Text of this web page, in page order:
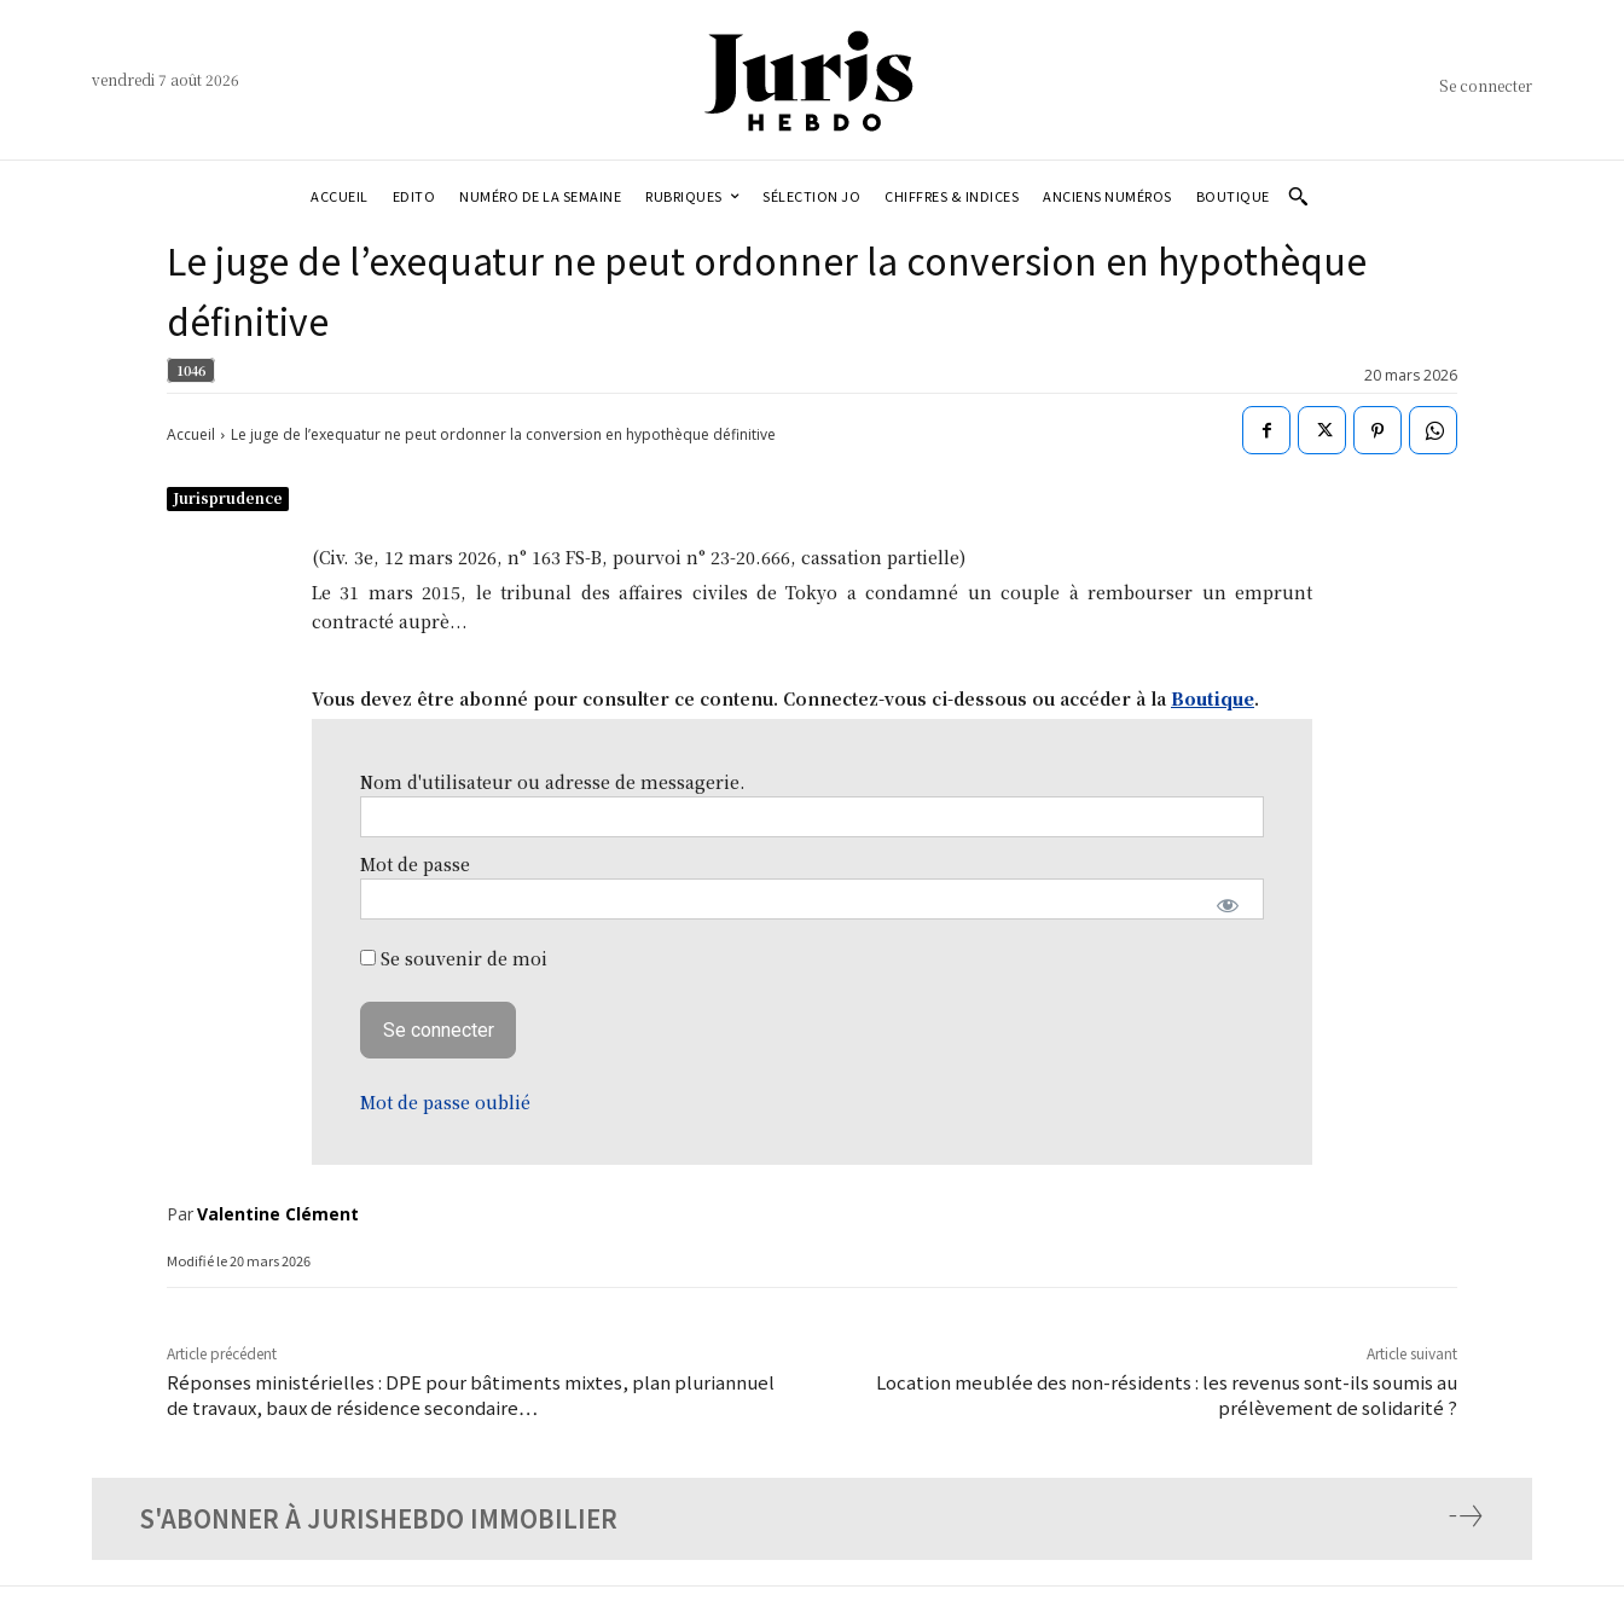
vendredi 7 août 2026 Se connecter
ACCUEIL EDITO NUMÉRO DE LA SEMAINE RUBRIQUES SÉLECTION JO CHIFFRES & INDICES ANCIENS NUMÉROS BOUTIQUE
Le juge de l’exequatur ne peut ordonner la conversion en hypothèque
définitive
1046 20 mars 2026
Accueil Le juge de l’exequatur ne peut ordonner la conversion en hypothèque définitive
Jurisprudence
(Civ. 3e, 12 mars 2026, n° 163 FS-B, pourvoi n° 23-20.666, cassation partielle)
Le 31 mars 2015, le tribunal des affaires civiles de Tokyo a condamné un couple à rembourser un emprunt
contracté auprè...
Vous devez être abonné pour consulter ce contenu. Connectez-vous ci-dessous ou accéder à la Boutique.
Nom d'utilisateur ou adresse de messagerie.
Mot de passe
Se souvenir de moi
Mot de passe oublié
ParValentine Clément
Modifié le20 mars 2026
Article précédent
Réponses ministérielles : DPE pour bâtiments mixtes, plan pluriannuel
de travaux, baux de résidence secondaire…
Article suivant
Location meublée des non-résidents : les revenus sont-ils soumis au
prélèvement de solidarité ?
S'ABONNER À JURISHEBDO IMMOBILIER